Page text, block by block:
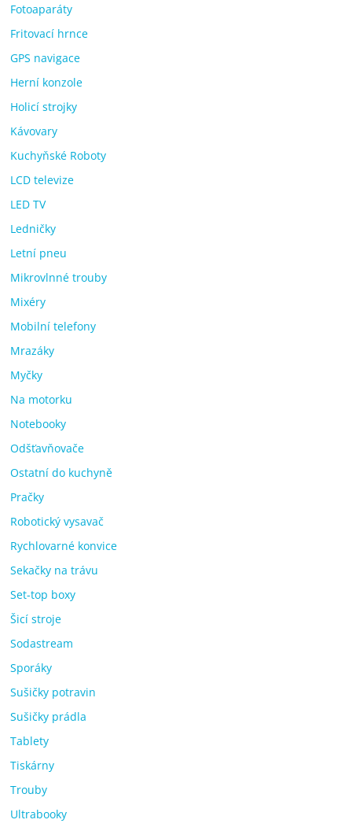
Fotoaparáty
Fritovací hrnce
GPS navigace
Herní konzole
Holicí strojky
Kávovary
Kuchyňské Roboty
LCD televize
LED TV
Ledničky
Letní pneu
Mikrovlnné trouby
Mixéry
Mobilní telefony
Mrazáky
Myčky
Na motorku
Notebooky
Odšťavňovače
Ostatní do kuchyně
Pračky
Robotický vysavač
Rychlovarné konvice
Sekačky na trávu
Set-top boxy
Šicí stroje
Sodastream
Sporáky
Sušičky potravin
Sušičky prádla
Tablety
Tiskárny
Trouby
Ultrabooky